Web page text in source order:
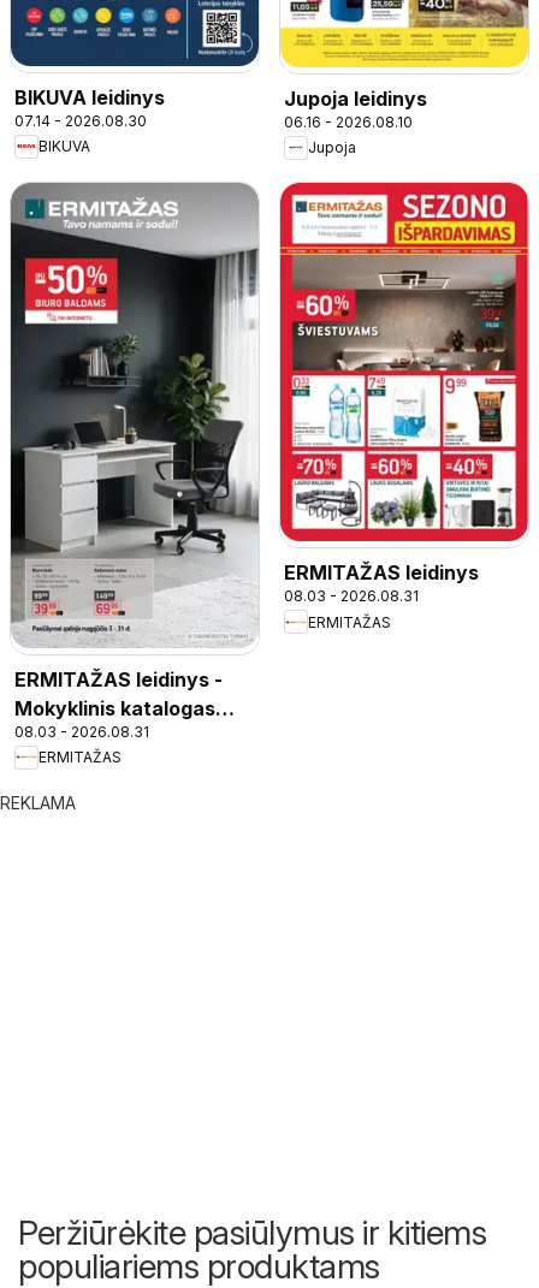
BIKUVA leidinys
07.14 - 2026.08.30
BIKUVA
Jupoja leidinys
06.16 - 2026.08.10
Jupoja
ERMITAŽAS leidinys -
Mokyklinis katalogas
2026
08.03 - 2026.08.31
ERMITAŽAS
ERMITAŽAS leidinys
08.03 - 2026.08.31
ERMITAŽAS
REKLAMA
Peržiūrėkite pasiūlymus ir kitiems
populiariems produktams